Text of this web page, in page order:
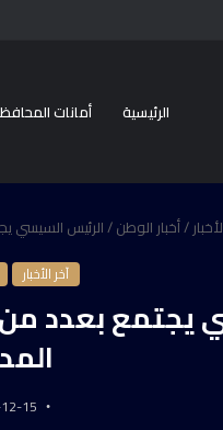
الرئيسية أمانات
/أخبار الوطن/الرئيس السيسي
آخر الأخبار
يجتمع بعدد
15